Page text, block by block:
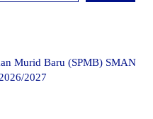
Murid Baru (SPMB) SMAN
2027